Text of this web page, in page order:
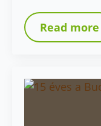
Read more